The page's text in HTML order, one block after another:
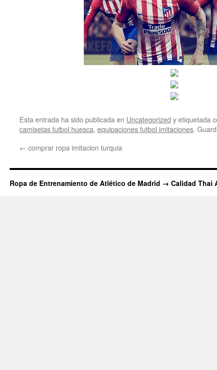
Esta entrada ha sido publicada en Uncategorized y etiquetada
camisetas futbol huesca, equipaciones futbol imitaciones.
← comprar ropa imitacion turquia
Ropa de Entrenamiento de Atlético de Madrid → Calidad Thai